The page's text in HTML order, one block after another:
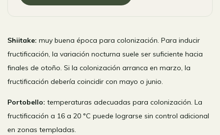
Shiitake: muy buena época para colonización. Para inducir
fructificación, la variación nocturna suele ser suficiente hacia
finales de otoño. Si la colonización arranca en marzo, la
fructificación debería coincidir con mayo o junio.
Portobello: temperaturas adecuadas para colonización. La
fructificación a 16 a 20 °C puede lograrse sin control adicional
en zonas templadas.